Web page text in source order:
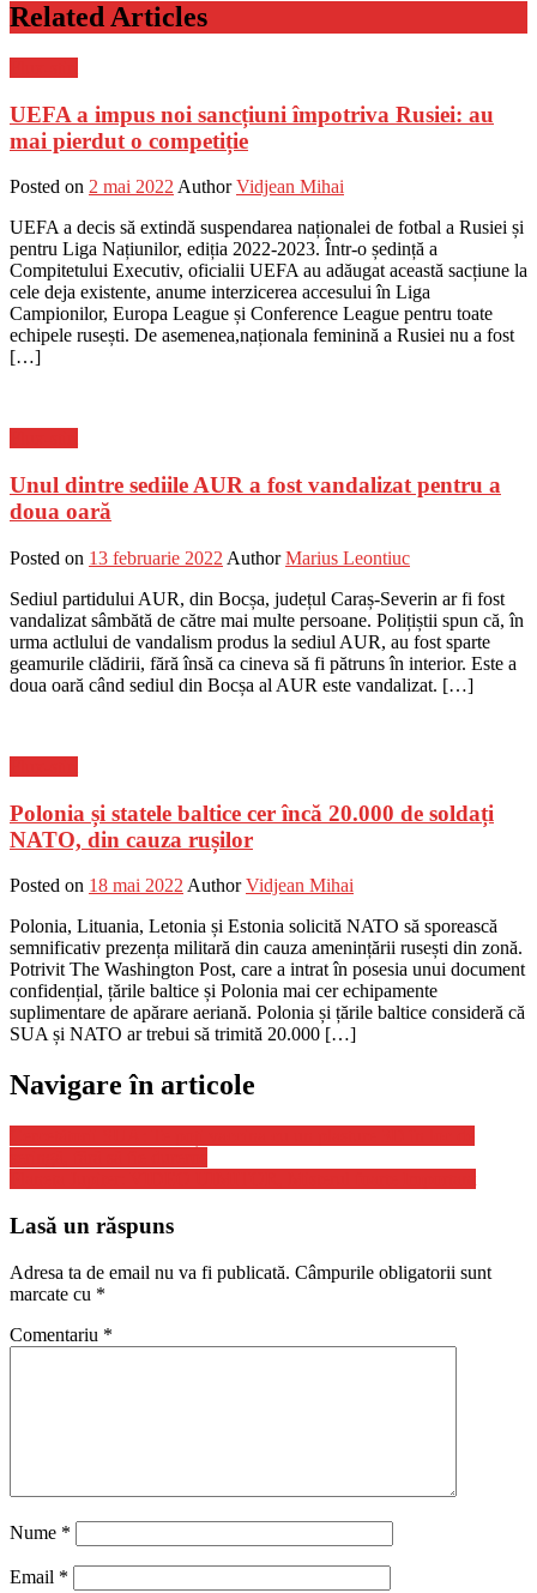
Related Articles
UEFA a impus noi sancțiuni împotriva Rusiei: au
mai pierdut o competiție
Posted on 2 mai 2022Author Vidjean Mihai
UEFA a decis să extindă suspendarea naționalei de fotbal a Rusiei și
pentru Liga Națiunilor, ediția 2022-2023. Într-o ședință a
Compitetului Executiv, oficialii UEFA au adăugat această sacțiune la
cele deja existente, anume interzicerea accesului în Liga
Campionilor, Europa League și Conference League pentru toate
echipele rusești. De asemenea,naționala feminină a Rusiei nu a fost
[…]
Unul dintre sediile AUR a fost vandalizat pentru a
doua oară
Posted on 13 februarie 2022 Author Marius Leontiuc
Sediul partidului AUR, din Bocșa, județul Caraș-Severin ar fi fost
vandalizat sâmbătă de către mai multe persoane. Polițiștii spun că, în
urma actlului de vandalism produs la sediul AUR, au fost sparte
geamurile clădirii, fără însă ca cineva să fi pătruns în interior. Este a
doua oară când sediul din Bocșa al AUR este vandalizat. […]
Polonia și statele baltice cer încă 20.000 de soldați
NATO, din cauza rușilor
Posted on 18 mai 2022 Author Vidjean Mihai
Polonia, Lituania, Letonia și Estonia solicită NATO să sporească
semnificativ prezența militară din cauza amenințării rusești din zonă.
Potrivit The Washington Post, care a intrat în posesia unui document
confidențial, țările baltice și Polonia mai cer echipamente
suplimentare de apărare aeriană. Polonia și țările baltice consideră că
SUA și NATO ar trebui să trimită 20.000 […]
Navigare în articole
Lasă un răspuns
Adresa ta de email nu va fi publicată. Câmpurile obligatorii sunt
marcate cu *
Comentariu *
Nume *
Email *